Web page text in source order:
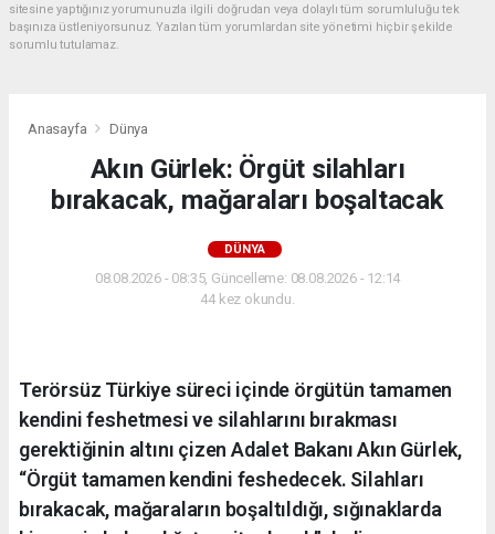
sitesine yaptığınız yorumunuzla ilgili doğrudan veya dolaylı tüm sorumluluğu tek
başınıza üstleniyorsunuz. Yazılan tüm yorumlardan site yönetimi hiçbir şekilde
sorumlu tutulamaz.
Anasayfa Dünya
Akın Gürlek: Örgüt silahları
bırakacak, mağaraları boşaltacak
DÜNYA
08.08.2026 - 08:35, Güncelleme: 08.08.2026 - 12:14
44 kez okundu.
Terörsüz Türkiye süreci içinde örgütün tamamen
kendini feshetmesi ve silahlarını bırakması
gerektiğinin altını çizen Adalet Bakanı Akın Gürlek,
“Örgüt tamamen kendini feshedecek. Silahları
bırakacak, mağaraların boşaltıldığı, sığınaklarda